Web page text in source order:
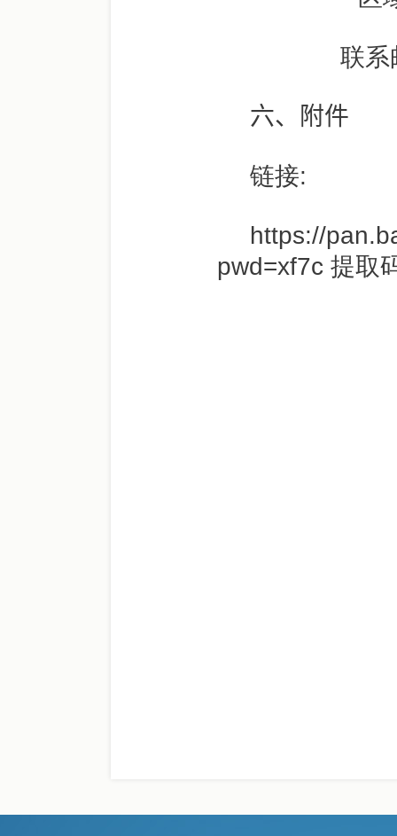
联系
六、附件
链接:
https://
pwd=xf7c 提取